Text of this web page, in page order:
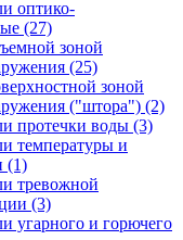
оптико-
(27)
зоной
(25)
зоной
("штора") (2)
протечки воды (3)
температуры и
(1)
тревожной
(3)
угарного и горючего